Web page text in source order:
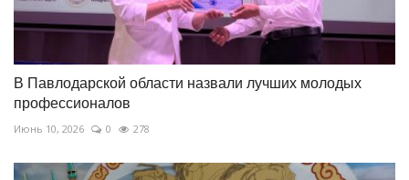
В Павлодарской области назвали лучших молодых
профессионалов
Июнь 10, 2026 0 278